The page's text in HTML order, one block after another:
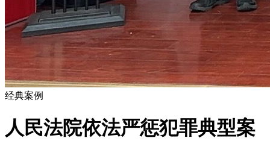
经典案例
人民法院依法严惩犯罪典型案